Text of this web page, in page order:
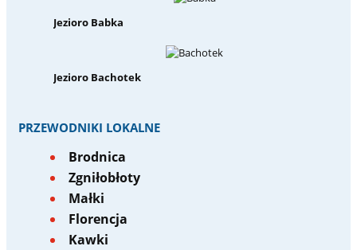
Jezioro Babka
Jezioro Bachotek
PRZEWODNIKI LOKALNE
Brodnica
Zgniłobłoty
Małki
Florencja
Kawki